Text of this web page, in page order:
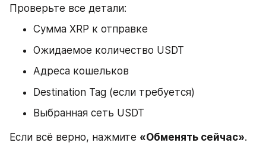
Проверьте все детали:
Сумма XRP к отправке
Ожидаемое количество USDT
Адреса кошельков
Destination Tag (если требуется)
Выбранная сеть USDT
Если всё верно, нажмите «Обменять сейчас».